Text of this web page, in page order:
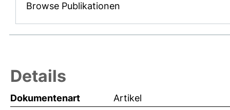
Browse Publikationen
Details
Dokumentenart
Artikel